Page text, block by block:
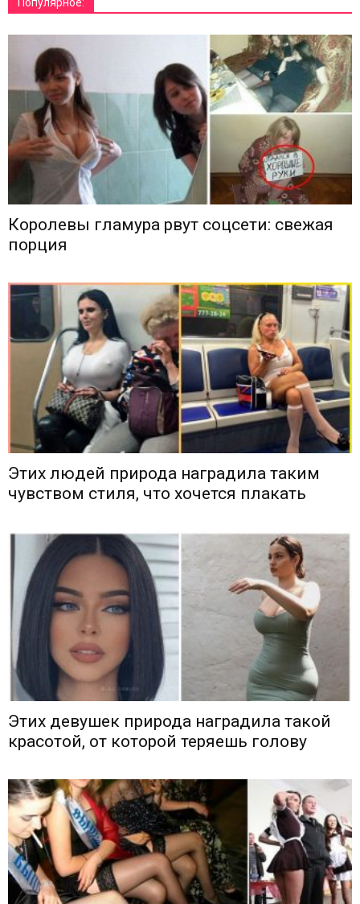
Королевы гламура рвут соцсети: свежая
порция
Этих людей природа наградила таким
чувством стиля, что хочется плакать
Этих девушек природа наградила такой
красотой, от которой теряешь голову